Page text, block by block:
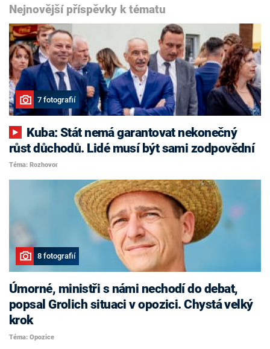
Nejnovější příspěvky k tématu
7 fotografií
růst důchodů. Lidé musí být sami zodpovědní
Téma: Rozhovor
8 fotografií
Úmorné, ministři s námi nechodí do debat,
popsal Grolich situaci v opozici. Chystá velký
krok
Téma: Opozice